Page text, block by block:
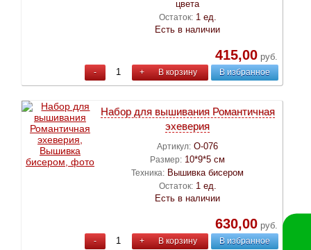
цвета
Остаток: 1 ед.
Есть в наличии
415,00руб.
- + В корзину В избранное
Набор для вышивания Романтичная
эхеверия
Артикул: О-076
Размер: 10*9*5 см
Техника: Вышивка бисером
Остаток: 1 ед.
Есть в наличии
630,00руб.
- + В корзину В избранное